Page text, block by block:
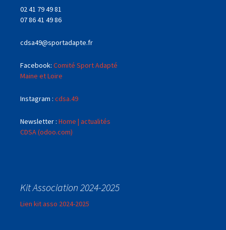
02 41 79 49 81
07 86 41 49 86
cdsa49@sportadapte.fr
Facebook: Comité Sport Adapté
Maine et Loire
Instagram : cdsa.49
Newsletter : Home | actualités
CDSA (odoo.com)
Kit Association 2024-2025
Lien kit asso 2024-2025